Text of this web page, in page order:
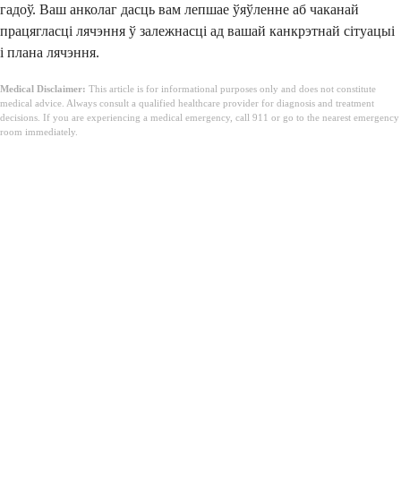
гадоў. Ваш анколаг дасць вам лепшае ўяўленне аб чаканай
працягласці лячэння ў залежнасці ад вашай канкрэтнай сітуацыі
і плана лячэння.
Medical Disclaimer: This article is for informational purposes only and does not constitute
medical advice. Always consult a qualified healthcare provider for diagnosis and treatment
decisions. If you are experiencing a medical emergency, call 911 or go to the nearest emergency
room immediately.